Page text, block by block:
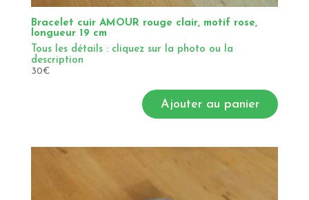
Bracelet cuir AMOUR rouge clair, motif rose,
longueur 19 cm
Tous les détails : cliquez sur la photo ou la
description
30€
Ajouter au panier